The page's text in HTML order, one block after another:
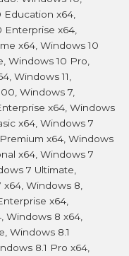
x64,
x64,
x64, Windows 10
Windows 10 Pro,
Windows 11,
Windows 7,
x64, Windows
x64, Windows 7
x64, Windows
x64, Windows 7
7 Ultimate,
Windows 8,
x64,
Windows 8 x64,
Windows 8.1
8.1 Pro x64,